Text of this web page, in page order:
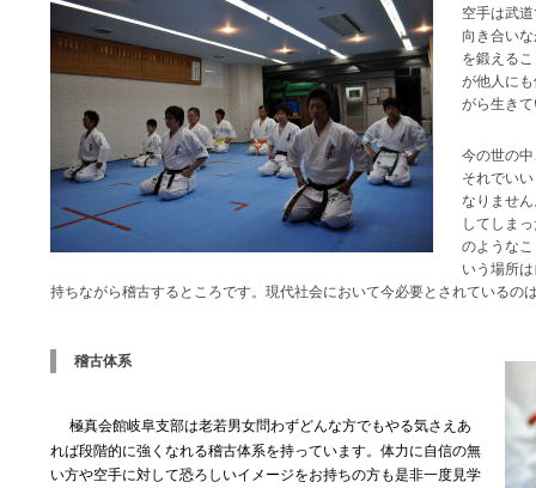
空手は武
向き合い
を鍛える
が他人に
がら生き
今の世の
それでい
なりませ
してしま
のような
いう場所
持ちながら稽古するところです。現代社会において今必要とされているの
稽古体系
極真会館岐阜支部は老若男女問わずどんな方でもやる気さえあ
れば段階的に強くなれる稽古体系を持っています。体力に自信の無
い方や空手に対して恐ろしいイメージをお持ちの方も是非一度見学